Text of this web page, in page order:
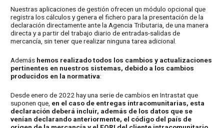
Nuestras aplicaciones de gestión ofrecen un módulo opcional que
registra los cálculos y genera el fichero para la presentación de la
declaración directamente ante la Agencia Tributaria, de una manera
directa y a partir del trabajo diario de entradas-salidas de
mercancía, sin tener que realizar ninguna tarea adicional.
Además hemos realizado todos los cambios y actualizaciones
pertinentes en nuestros sistemas, debido a los cambios
producidos en la normativa:
Desde enero de 2022 hay una serie de cambios en Intrastat que
suponen que, en el caso de entregas intracomunitarias, esta
declaración deberá incluir, además de los datos que se
venían declarando anteriormente, el código del país de